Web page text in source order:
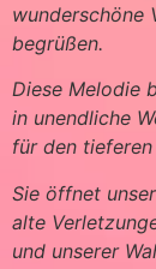
wunderschöne
begrüßen.
Diese Melodie
in unendliche
für den tieferen
Sie öffnet
alte
und unserer